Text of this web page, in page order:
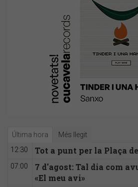
Última hora Més llegit
12:30 Tot a punt per la Plaça
07:00
7 d'agost: Tal dia com
«El meu avi»